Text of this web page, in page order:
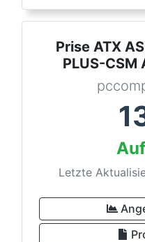
Prise ATX
PLUS-CSM
Letzte